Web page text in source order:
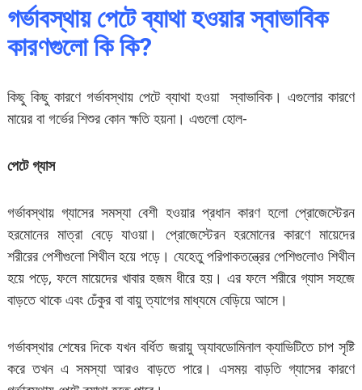
গর্ভাবস্থায় পেটে ব্যাথা হওয়ার স্বাভাবিক
কারণগুলো কি কি?
কিছু কিছু কারণে গর্ভাবস্থায় পেটে ব্যাথা হওয়া স্বাভাবিক। এগুলোর কারণে
মায়ের বা গর্ভের শিশুর কোন ক্ষতি হয়না। এগুলো হোল-
পেটে গ্যাস
গর্ভাবস্থায় গ্যাসের সমস্যা বেশী হওয়ার প্রধান কারণ হলো প্রোজেস্টেরন
হরমোনের মাত্রা বেড়ে যাওয়া। প্রোজেস্টেরন হরমোনের কারণে মায়েদের
শরীরের পেশীগুলো শিথীল হয়ে পড়ে। যেহেতু পরিপাকতন্ত্রের পেশিগুলোও শিথীল
হয়ে পড়ে, ফলে মায়েদের খাবার হজম ধীরে হয়। এর ফলে শরীরে গ্যাস সহজে
বাড়তে থাকে এবং ঢেঁকুর বা বায়ু ত্যাগের মাধ্যমে বেড়িয়ে আসে।
গর্ভাবস্থার শেষের দিকে যখন বর্ধিত জরায়ু অ্যাবডোমিনাল ক্যাভিটিতে চাপ সৃষ্টি
করে তখন এ সমস্যা আরও বাড়তে পারে। এসময় বাড়তি গ্যাসের কারণে